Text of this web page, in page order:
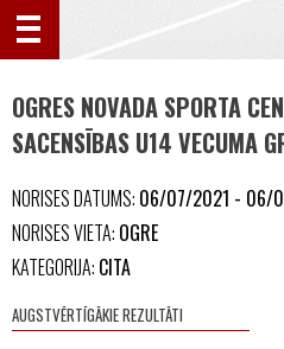
OGRES NOVADA SPORTA
SACENSĪBAS U14 VECUMA
NORISES DATUMS: 06/07/2021 - 06/
NORISES VIETA: OGRE
KATEGORIJA: CITA
AUGSTVĒRTĪGĀKIE REZULTĀTI